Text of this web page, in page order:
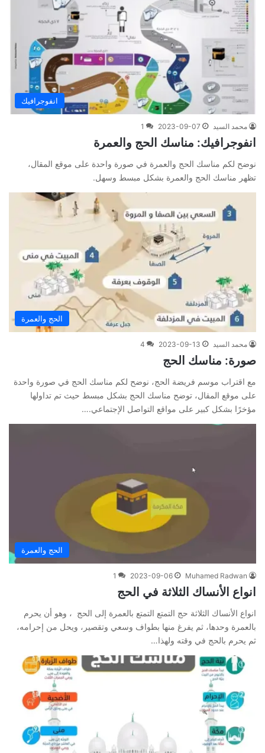
انفوجرافيك
محمد السيد 2023-09-07
1
انفوجرافيك: مناسك الحج والعمرة
نوضح لكم مناسك الحج والعمرة في صورة واحدة على موقع المقال،
تظهر مناسك الحج والعمرة بشكل مبسط وسهل.
الحج والعمرة
محمد السيد 2023-09-13
4
صورة: مناسك الحج
مع اقتراب موسم فريضة الحج، نوضح لكم مناسك الحج في صورة واحدة
على موقع المقال، توضح مناسك الحج بشكل مبسط حيث تم تداولها
مؤخرًا بشكل كبير على مواقع التواصل الإجتماعي.…
الحج والعمرة
Muhamed Radwan
2023-09-06
1
انواع الأنساك الثلاثة في الحج
انواع الأنساك الثلاثة حج التمتع التمتع بالعمرة إلى الحج ، وهو أن يحرم
بالعمرة وحدها، ثم يفرغ منها بطواف وسعي وتقصير، ويحل من إحرامه،
ثم يحرم بالحج في وقته ولهذا…